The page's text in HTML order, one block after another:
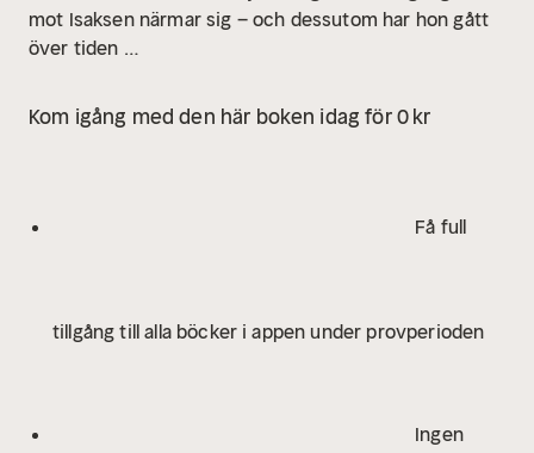
mot Isaksen närmar sig – och dessutom har hon gått
över tiden …
Kom igång med den här boken idag för 0 kr
Få full
tillgång till alla böcker i appen under provperioden
Ingen